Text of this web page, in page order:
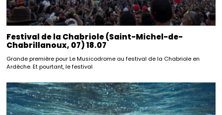
Festival de la Chabriole (Saint-Michel-de-
Chabrillanoux, 07) 18.07
Grande première pour Le Musicodrome au festival de la Chabriole en
Ardèche. Et pourtant, le festival